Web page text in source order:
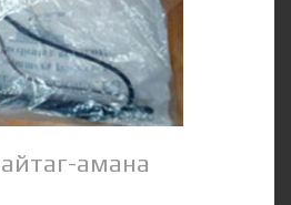
амана